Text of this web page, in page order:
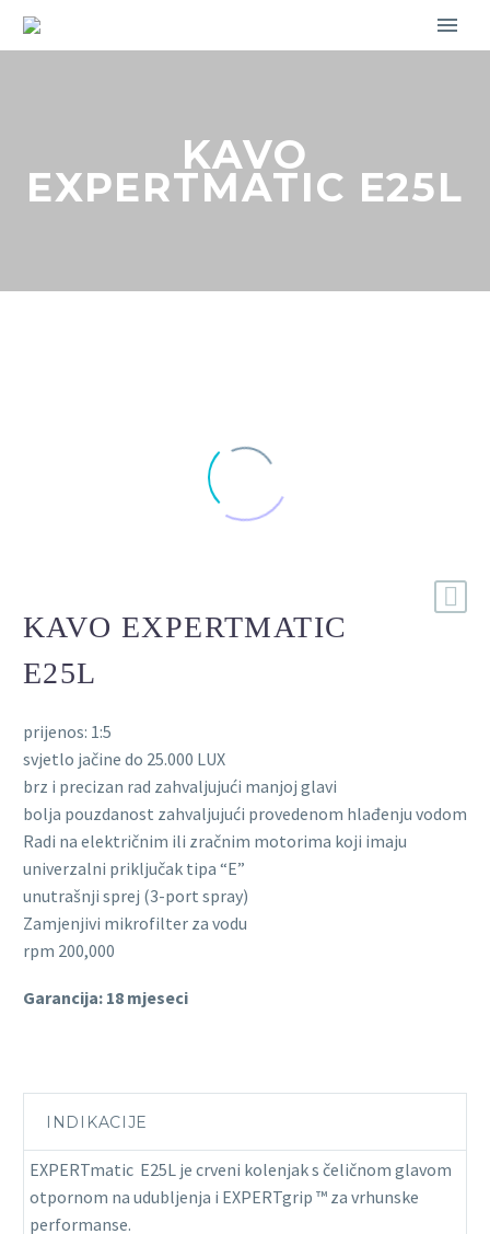
KAVO
EXPERTMATIC E25L
KAVO EXPERTMATIC
E25L
prijenos: 1:5
svjetlo jačine do 25.000 LUX
brz i precizan rad zahvaljujući manjoj glavi
bolja pouzdanost zahvaljujući provedenom hlađenju vodom
Radi na električnim ili zračnim motorima koji imaju
univerzalni priključak tipa “E”
unutrašnji sprej (3-port spray)
Zamjenjivi mikrofilter za vodu
rpm 200,000
Garancija: 18 mjeseci
INDIKACIJE
EXPERTmatic E25L je crveni kolenjak s čeličnom glavom
otpornom na udubljenja i EXPERTgrip ™ za vrhunske
performanse.